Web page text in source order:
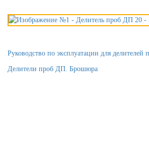
Руководство по эксплуатации для делителей
Делители проб ДП. Брошюра